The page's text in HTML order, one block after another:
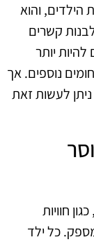
הילדים, והוא
קשרים
יותר
נוספים. אך
לעשות זאת
חוויות
כל ילד